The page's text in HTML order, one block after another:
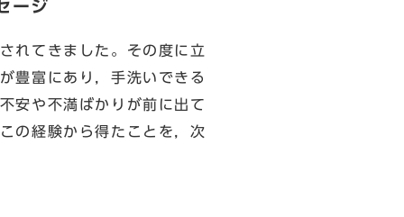
ージ
れてきました。その度に立
豊富にあり，手洗いできる
安や不満ばかりが前に出て
の経験から得たことを，次